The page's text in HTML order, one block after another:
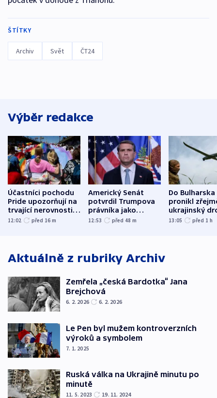
ŠTÍTKY
Archiv Svět ČT24
Výběr redakce
Účastníci pochodu
Pride upozorňují na
trvající nerovnosti i
společenskou
12:02 před 16 m
Americký Senát
potvrdil Trumpova
právníka jako
ministra
12:53 před 48 m
Do Bulharska
pronikl
ukrajinský
explodoval
13:05 před 1 h
Aktuálně z rubriky Archiv
Zemřela „česká Bardotka“ Jana
Brejchová
6. 2. 2026 6. 2. 2026
Le Pen byl mužem kontroverzních
výroků a symbolem
7. 1. 2025
Ruská válka na Ukrajině minutu po
minutě
11. 5. 2023 19. 11. 2024